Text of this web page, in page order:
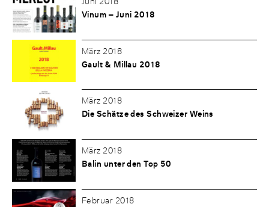
Vinum – Juni 2018
März 2018
Gault & Millau 2018
März 2018
Die Schätze des Schweizer Weins
März 2018
Balin unter den Top 50
Februar 2018